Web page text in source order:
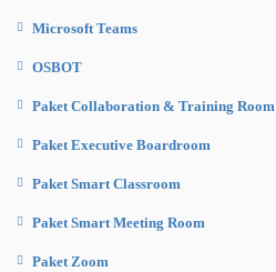
Microsoft Teams
OSBOT
Paket Collaboration & Training Room
Paket Executive Boardroom
Paket Smart Classroom
Paket Smart Meeting Room
Paket Zoom